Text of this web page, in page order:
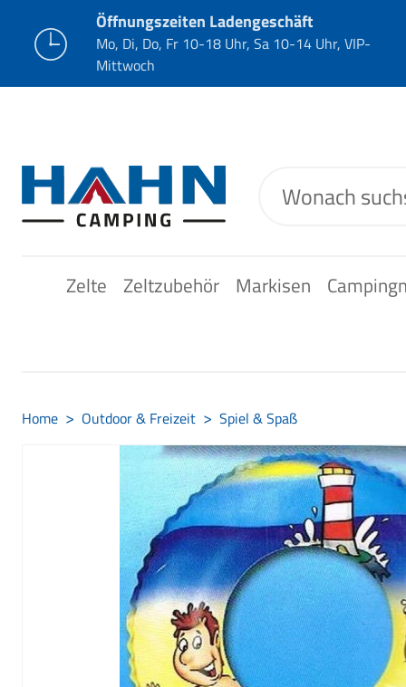
Öffnungszeiten Ladengeschäft
Mo, Di, Do, Fr 10-18 Uhr, Sa 10-14 Uhr, VIP-
Mittwoch
Zelte Zeltzubehör Markisen
Home Outdoor & Freizeit Spiel & Spaß